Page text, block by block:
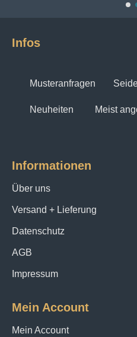
Infos
Musteranfragen
Neuheiten Meist
Informationen
Über uns
Versand + Lieferung
Datenschutz
AGB
Impressum
Mein Account
Mein Account